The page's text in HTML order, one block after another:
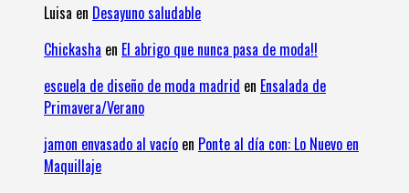
Luisa en Desayuno saludable
Chickasha en El abrigo que nunca pasa de moda!!
escuela de diseño de moda madrid en Ensalada de
Primavera/Verano
jamon envasado al vacío en Ponte al día con: Lo Nuevo en
Maquillaje